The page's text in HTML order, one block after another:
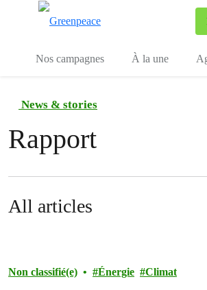
Nos campagnes À la une
News & stories
Rapport
All articles
Non classifié(e) Énergie Climat